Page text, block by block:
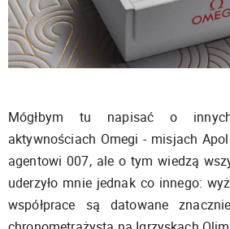
Mógłbym tu napisać o
aktywnościach Omegi - misjach
agentowi 007, ale o tym wiedzą
uderzyło mnie jednak co innego:
współprace są datowane